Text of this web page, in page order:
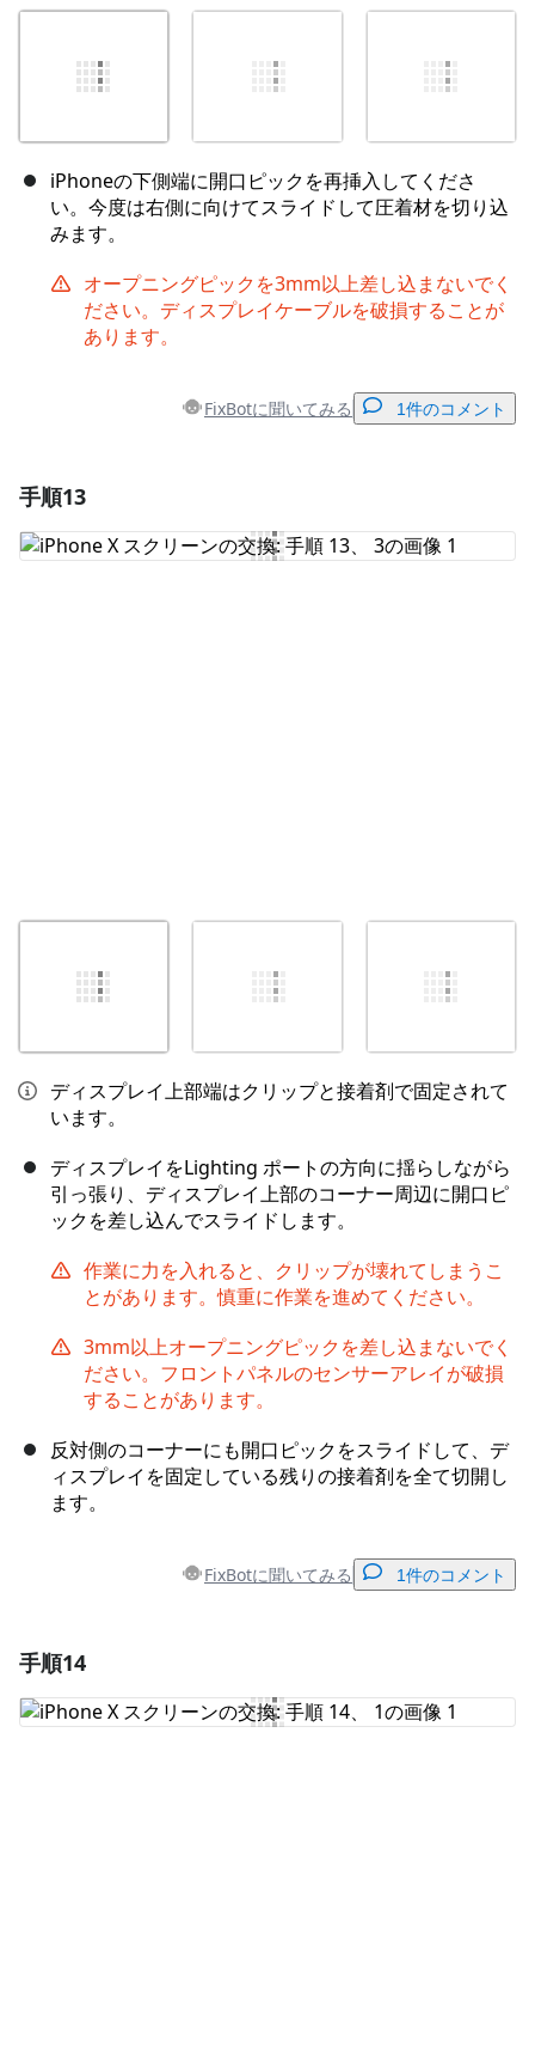
iPhoneの下側端に開口ピックを再挿入してくださ
い。今度は右側に向けてスライドして圧着材を切り込
みます。
オープニングピックを3mm以上差し込まないでく
ださい。ディスプレイケーブルを破損することが
あります。
FixBotに聞いてみる 1件のコメント
コメントを追加
手順13
ディスプレイ上部端はクリップと接着剤で固定されて
います。
ディスプレイをLighting ポートの方向に揺らしながら
引っ張り、ディスプレイ上部のコーナー周辺に開口ピ
ックを差し込んでスライドします。
作業に力を入れると、クリップが壊れてしまうこ
とがあります。慎重に作業を進めてください。
3mm以上オープニングピックを差し込まないでく
ださい。フロントパネルのセンサーアレイが破損
することがあります。
反対側のコーナーにも開口ピックをスライドして、デ
ィスプレイを固定している残りの接着剤を全て切開し
ます。
FixBotに聞いてみる 1件のコメント
コメントを追加
手順14